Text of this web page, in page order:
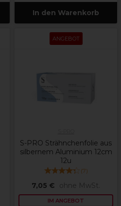
In den Warenkorb
ANGEBOT
S-PRO Strähnchenfolie aus
silbernem Aluminium 12cm
12u
(7)
7,05 € ohne MwSt.
IM ANGEBOT